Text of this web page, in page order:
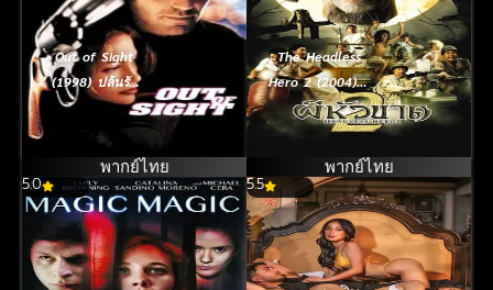
Out of Sight
(1998) ปล้นรัก
หักด่านเอฟบีไอ
พากย์ไทย
The Headless
Hero 2 (2004) ผี
หัวขาด ภาค 2
พากย์ไทย
5.0 5.5